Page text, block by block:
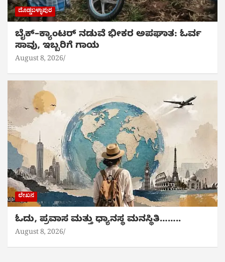
ದೊಡ್ಡಬಳ್ಳಾಪುರ
ಬೈಕ್‌–ಕ್ಯಾಂಟರ್ ನಡುವೆ ಭೀಕರ ಅಪಘಾತ: ಓರ್ವ
ಸಾವು, ಇಬ್ಬರಿಗೆ ಗಾಯ
August 8, 2026
ಲೇಖನ
ಓದು, ಪ್ರವಾಸ ಮತ್ತು ಧ್ಯಾನಸ್ಥ ಮನಸ್ಥಿತಿ……..
August 8, 2026